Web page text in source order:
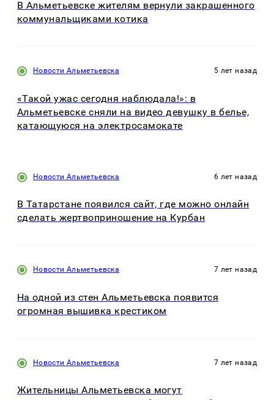
В Альметьевске жителям вернули закрашенного
коммунальщиками котика
Новости Альметьевска 5 лет назад
«Такой ужас сегодня наблюдала!»: в
Альметьевске сняли на видео девушку в белье,
катающуюся на электросамокате
Новости Альметьевска 6 лет назад
В Татарстане появился сайт, где можно онлайн
сделать жертвоприношение на Курбан
Новости Альметьевска 7 лет назад
На одной из стен Альметьевска появится
огромная вышивка крестиком
Новости Альметьевска 7 лет назад
Жительницы Альметьевска могут